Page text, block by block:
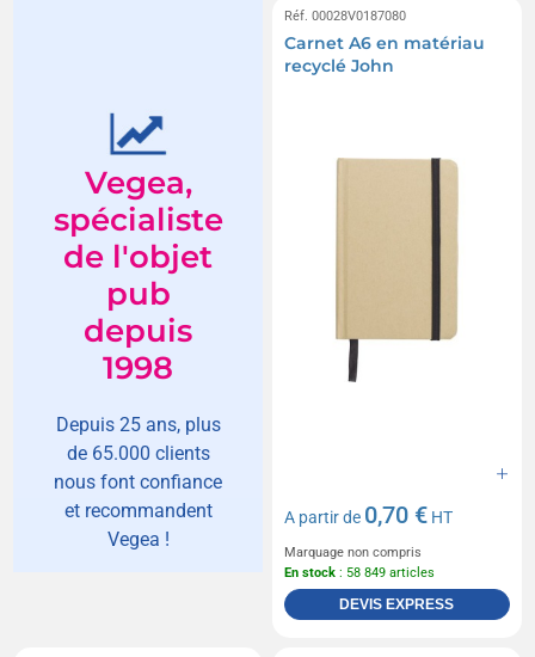
Vegea,
spécialiste
de l'objet
pub
depuis
1998
Depuis 25 ans, plus
de 65.000 clients
nous font confiance
et recommandent
Vegea !
Réf. 00028V0187080
Carnet A6 en matériau
recyclé John
A partir de 0,70 € HT
Marquage non compris
En stock : 58 849 articles
DEVIS EXPRESS